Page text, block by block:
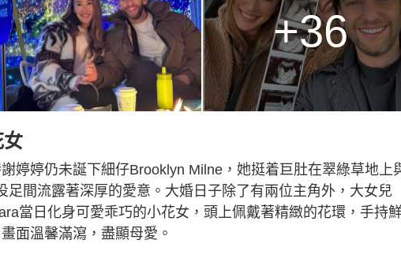
+36
女
婷婷仍未誕下細仔Brooklyn Milne，她挺着巨肚在翠綠草地上
足間流露著深厚的愛意。大婚日子除了有兩位主角外，大女兒
當日化身可愛乖巧的小花女，頭上佩戴著精緻的花環，手持
面溫馨滿瀉，盡顯母愛。